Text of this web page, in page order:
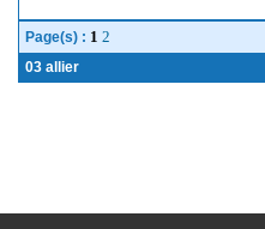
Page(s) : 1 2
03 allier